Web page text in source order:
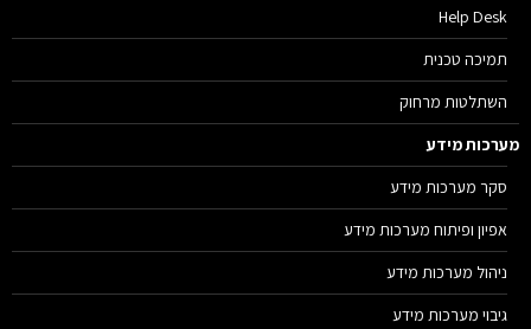
Help Desk
תמיכה טכנית
השתלטות מרחוק
מידע
סקר מערכות מידע
אפיון ופיתוח מערכות מידע
ניהול מערכות מידע
גיבוי מערכות מידע